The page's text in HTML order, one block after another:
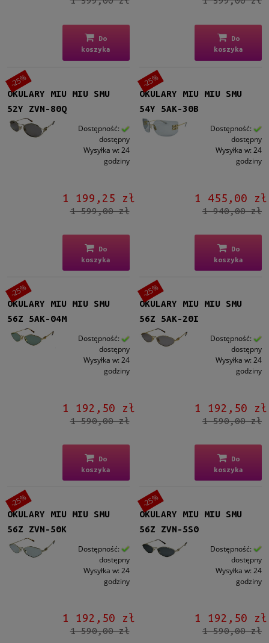
Do
koszyka
Do
koszyka
OKULARY MIU MIU SMU
52Y ZVN-80Q
Dostępność:
dostępny
Wysyłka w: 24
godziny
1 199,25 zł
1 599,00 zł
Do
koszyka
-25%
OKULARY MIU MIU SMU
54Y 5AK-30B
Dostępność:
dostępny
Wysyłka w: 24
godziny
1 455,00 zł
1 940,00 zł
Do
koszyka
-25%
OKULARY MIU MIU SMU
56Z 5AK-04M
Dostępność:
dostępny
Wysyłka w: 24
godziny
1 192,50 zł
1 590,00 zł
Do
koszyka
-25%
OKULARY MIU MIU SMU
56Z 5AK-20I
Dostępność:
dostępny
Wysyłka w: 24
godziny
1 192,50 zł
1 590,00 zł
Do
koszyka
-25%
OKULARY MIU MIU SMU
56Z ZVN-50K
Dostępność:
dostępny
Wysyłka w: 24
godziny
1 192,50 zł
1 590,00 zł
-25%
OKULARY MIU MIU SMU
56Z ZVN-5S0
Dostępność:
dostępny
Wysyłka w: 24
godziny
1 192,50 zł
1 590,00 zł
-25%